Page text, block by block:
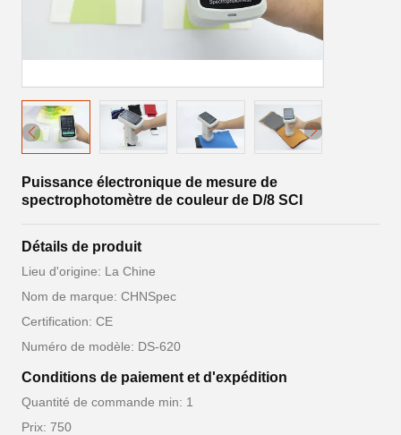
Puissance électronique de mesure de
spectrophotomètre de couleur de D/8 SCI
Détails de produit
Lieu d'origine: La Chine
Nom de marque: CHNSpec
Certification: CE
Numéro de modèle: DS-620
Conditions de paiement et d'expédition
Quantité de commande min: 1
Prix: 750